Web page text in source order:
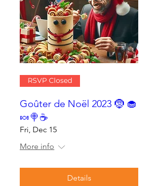
RSVP Closed
Goûter de Noël 2023 🤶 🧁
🍬🍭☕
Fri, Dec 15
More info
Details